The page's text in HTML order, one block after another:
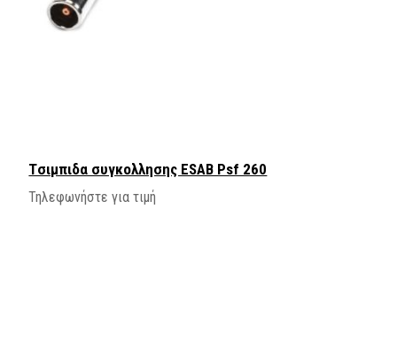
Tσιμπιδα συγκολλησης ESAB Psf 260
Τηλεφωνήστε για τιμή